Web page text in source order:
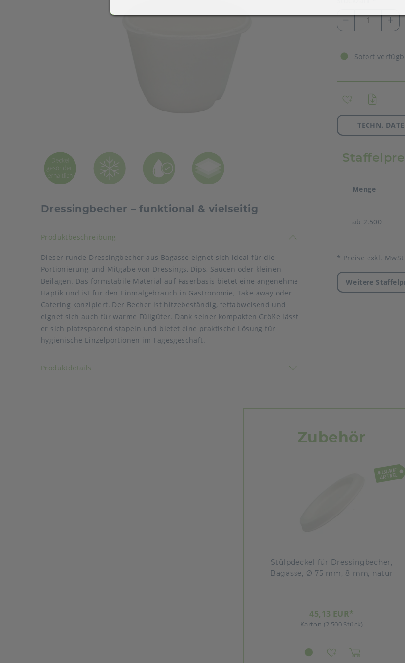
Dressingbecher – funktional & vielseitig
Produktbeschreibung Akkordeon auf-/zuklappen stimmen nicht überein
Dieser runde Dressingbecher aus Bagasse eignet sich ideal für die
Portionierung und Mitgabe von Dressings, Dips, Saucen oder kleinen
Beilagen. Das formstabile Material auf Faserbasis bietet eine angenehme
Haptik und ist für den Einmalgebrauch in Gastronomie, Take-away oder
Catering konzipiert. Der Becher ist hitzebeständig, fettabweisend und
eignet sich auch für warme Füllgüter. Dank seiner kompakten Größe lässt
er sich platzsparend stapeln und bietet eine praktische Lösung für
hygienische Einzelportionen im Tagesgeschäft.
Produktdetails
Auslaufartikel
Art der verpackten Lebensmittel: fette Lebensmittel
Sofort
TECHN.
Menge
ab 2.500
* Preise exkl.
Weitere
Zubehör
Stülpdeckel für Dressingbecher,
Bagasse, Ø 75 mm, 8 mm, natur
45,13 EUR*
Karton (2.500 Stück)